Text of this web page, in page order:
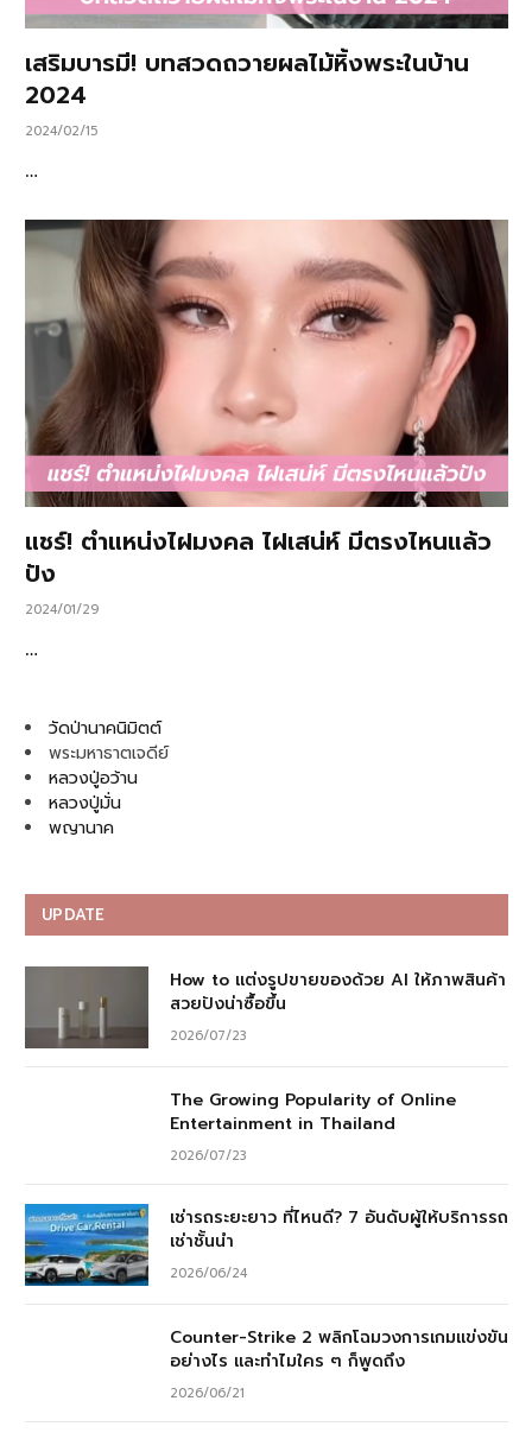
เสริมบารมี! บทสวดถวายผลไม้หิ้งพระในบ้าน
2024
2024/02/15
…
แชร์! ตำแหน่งไฝมงคล ไฝเสน่ห์ มีตรงไหนแล้ว
ปัง
2024/01/29
…
วัดป่านาคนิมิตต์
พระมหาธาตเจดีย์
หลวงปู่อว้าน
หลวงปู่มั่น
พญานาค
UPDATE
How to แต่งรูปขายของด้วย AI ให้ภาพสินค้า
สวยปังน่าซื้อขึ้น
2026/07/23
The Growing Popularity of Online
Entertainment in Thailand
2026/07/23
เช่ารถระยะยาว ที่ไหนดี? 7 อันดับผู้ให้บริการรถ
เช่าชั้นนำ
2026/06/24
Counter-Strike 2 พลิกโฉมวงการเกมแข่งขัน
อย่างไร และทำไมใคร ๆ ก็พูดถึง
2026/06/21